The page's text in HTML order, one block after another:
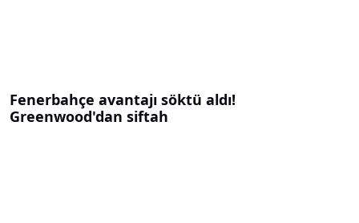
Fenerbahçe avantajı söktü aldı!
Greenwood'dan siftah